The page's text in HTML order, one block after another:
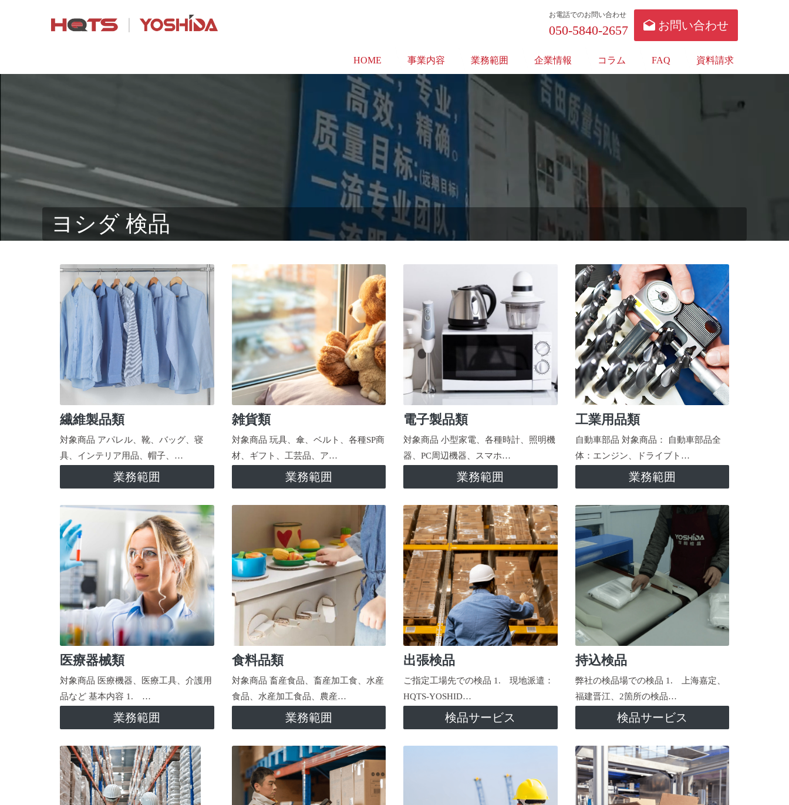
お電話でのお問い合わせ
050-5840-2657 お問い合わせ
HOME 事業内容 業務範囲 企業情報 コラム FAQ 資料請求
ヨシダ 検品
繊維製品類
対象商品 アパレル、靴、バッグ、寝
具、インテリア用品、帽子、…
業務範囲
雑貨類
対象商品 玩具、傘、ベルト、各種SP商
材、ギフト、工芸品、ア…
業務範囲
電子製品類
対象商品 小型家電、各種時計、照明機
器、PC周辺機器、スマホ…
業務範囲
工業用品類
自動車部品 対象商品： 自動車部品全
体：エンジン、ドライブト…
業務範囲
医療器械類
対象商品 医療機器、医療工具、介護用
品など 基本内容 1. …
業務範囲
食料品類
対象商品 畜産食品、畜産加工食、水産
食品、水産加工食品、農産…
業務範囲
出張検品
ご指定工場先での検品 1. 現地派遣：
HQTS-YOSHID…
検品サービス
持込検品
弊社の検品場での検品 1. 上海嘉定、
福建晋江、2箇所の検品…
検品サービス